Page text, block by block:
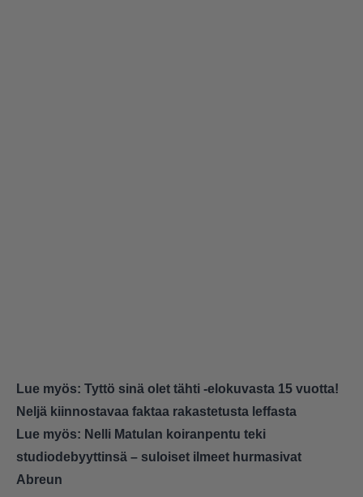
Lue myös: Tyttö sinä olet tähti -elokuvasta 15 vuotta!
Neljä kiinnostavaa faktaa rakastetusta leffasta
Lue myös: Nelli Matulan koiranpentu teki
studiodebyyttinsä – suloiset ilmeet hurmasivat
Abreun